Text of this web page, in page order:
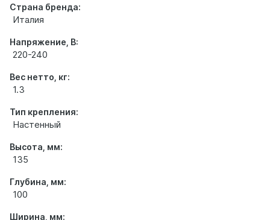
Страна бренда:
Италия
Напряжение, В:
220-240
Вес нетто, кг:
1.3
Тип крепления:
Настенный
Высота, мм:
135
Глубина, мм:
100
Ширина, мм: